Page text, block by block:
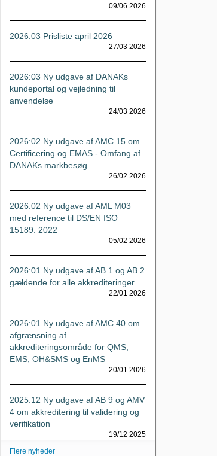
09/06 2026
2026:03 Prisliste april 2026
27/03 2026
2026:03 Ny udgave af DANAKs
kundeportal og vejledning til
anvendelse
24/03 2026
2026:02 Ny udgave af AMC 15 om
Certificering og EMAS - Omfang af
DANAKs markbesøg
26/02 2026
2026:02 Ny udgave af AML M03
med reference til DS/EN ISO
15189: 2022
05/02 2026
2026:01 Ny udgave af AB 1 og AB 2
gældende for alle akkrediteringer
22/01 2026
2026:01 Ny udgave af AMC 40 om
afgrænsning af
akkrediteringsområde for QMS,
EMS, OH&SMS og EnMS
20/01 2026
2025:12 Ny udgave af AB 9 og AMV
4 om akkreditering til validering og
verifikation
19/12 2025
Flere nyheder